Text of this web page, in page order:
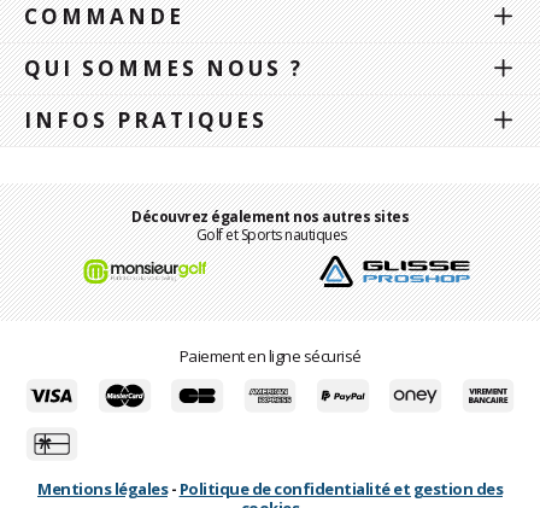
COMMANDE
QUI SOMMES NOUS ?
INFOS PRATIQUES
Découvrez également nos autres sites
Golf et Sports nautiques
Paiement en ligne sécurisé
Mentions légales- Politique de confidentialité et gestion des